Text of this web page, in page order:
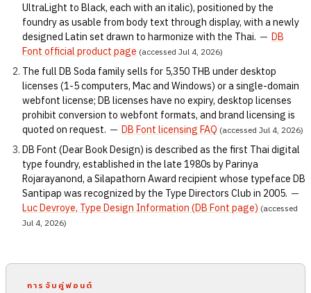
UltraLight to Black, each with an italic), positioned by the
foundry as usable from body text through display, with a newly
designed Latin set drawn to harmonize with the Thai. — DB
Font official product page (accessed Jul 4, 2026)
The full DB Soda family sells for 5,350 THB under desktop
licenses (1-5 computers, Mac and Windows) or a single-domain
webfont license; DB licenses have no expiry, desktop licenses
prohibit conversion to webfont formats, and brand licensing is
quoted on request. — DB Font licensing FAQ (accessed Jul 4, 2026)
DB Font (Dear Book Design) is described as the first Thai digital
type foundry, established in the late 1980s by Parinya
Rojarayanond, a Silapathorn Award recipient whose typeface DB
Santipap was recognized by the Type Directors Club in 2005. —
Luc Devroye, Type Design Information (DB Font page) (accessed
Jul 4, 2026)
การจับคู่ฟอนต์